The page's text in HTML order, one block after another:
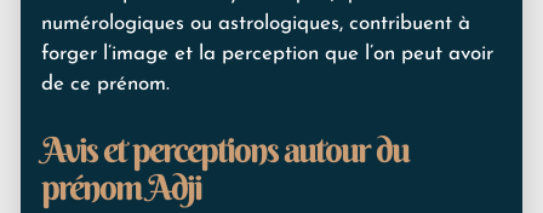
numérologiques ou astrologiques, contribuent à
forger l’image et la perception que l’on peut avoir
de ce prénom.
Avis et perceptions autour du
prénom Adji